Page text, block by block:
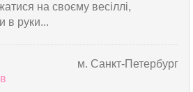
на своєму весіллі,
в руки...
м. Санкт-Петербург